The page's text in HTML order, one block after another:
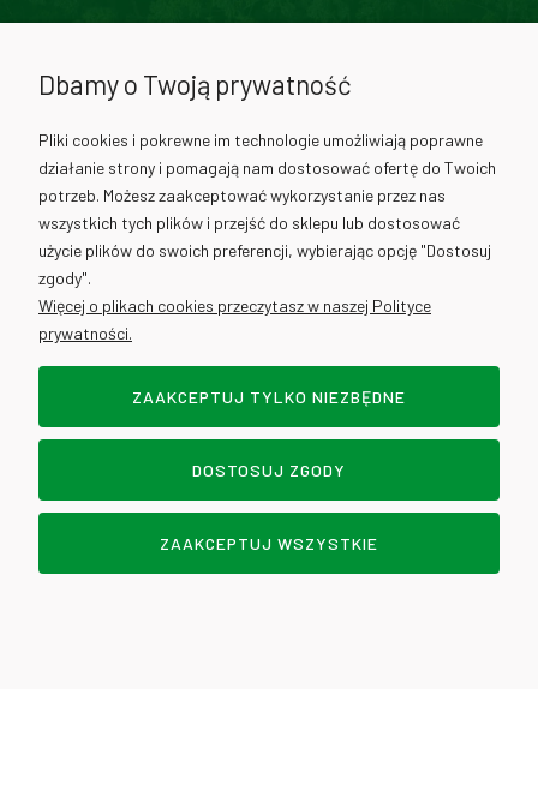
730 012 317
info@cantino.pl
DOWOZY - WROCŁAW
Dbamy o Twoją prywatność
Pliki cookies i pokrewne im technologie umożliwiają poprawne
działanie strony i pomagają nam dostosować ofertę do Twoich
potrzeb. Możesz zaakceptować wykorzystanie przez nas
wszystkich tych plików i przejść do sklepu lub dostosować
użycie plików do swoich preferencji, wybierając opcję "Dostosuj
zgody".
Więcej o plikach cookies przeczytasz w naszej Polityce
prywatności.
ZAAKCEPTUJ TYLKO NIEZBĘDNE
DOSTOSUJ ZGODY
ZAAKCEPTUJ WSZYSTKIE